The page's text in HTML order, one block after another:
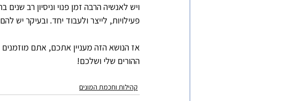
ויש לאנשיה הרבה זמן פנוי וניסיון רב
פעילויות, לייצר ולעבוד יחד. ובעיקר יש
אז הנושא הזה מעניין אתכם, אתם
ההורים שלי ושלכם!
קהילות וחכמת המונים